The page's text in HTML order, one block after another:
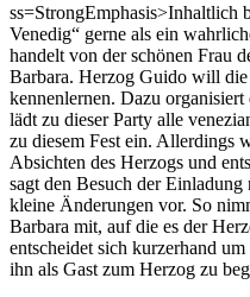
ss=StrongEmphasis>Inhaltlich
Venedig“ gerne als ein
handelt von der schönen Frau
Barbara. Herzog Guido will die
kennenlernen. Dazu
lädt zu dieser Party alle
zu diesem Fest ein. Allerdings
Absichten des Herzogs und
sagt den Besuch der
kleine Änderungen vor. So
Barbara mit, auf die es der
entscheidet sich kurzerhand
ihn als Gast zum Herzog zu